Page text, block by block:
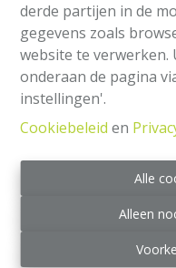
derde partijen in de
gegevens zoals
website te verwerken.
onderaan de pagina
instellingen'.
Cookiebeleid en
Alle
Alleen
Delen
Place Jean De Paduwa